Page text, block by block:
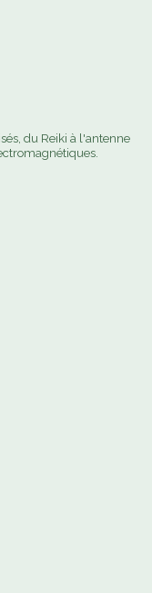
du Reiki à l'antenne